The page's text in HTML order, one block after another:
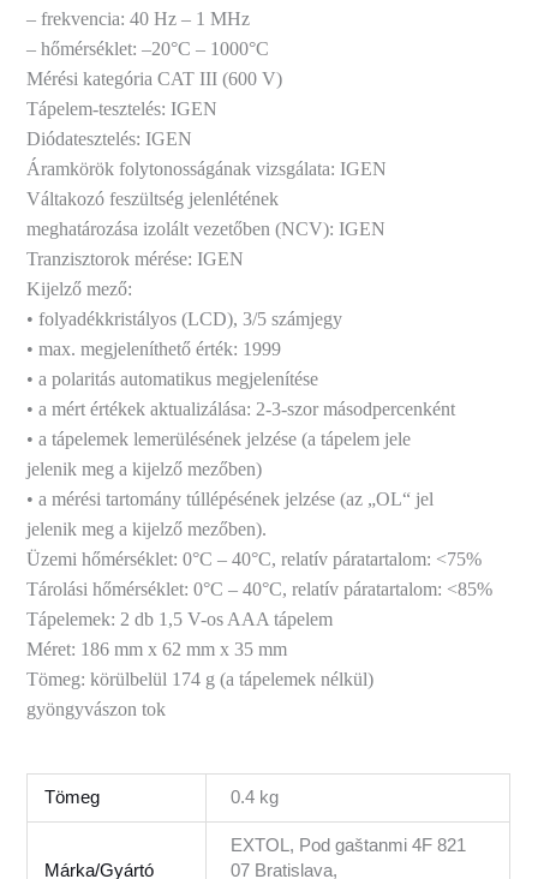
– frekvencia: 40 Hz – 1 MHz
– hőmérséklet: –20°C – 1000°C
Mérési kategória CAT III (600 V)
Tápelem-tesztelés: IGEN
Diódatesztelés: IGEN
Áramkörök folytonosságának vizsgálata: IGEN
Váltakozó feszültség jelenlétének
meghatározása izolált vezetőben (NCV): IGEN
Tranzisztorok mérése: IGEN
Kijelző mező:
• folyadékkristályos (LCD), 3/5 számjegy
• max. megjeleníthető érték: 1999
• a polaritás automatikus megjelenítése
• a mért értékek aktualizálása: 2-3-szor másodpercenként
• a tápelemek lemerülésének jelzése (a tápelem jele
jelenik meg a kijelző mezőben)
• a mérési tartomány túllépésének jelzése (az „OL“ jel
jelenik meg a kijelző mezőben).
Üzemi hőmérséklet: 0°C – 40°C,relatív páratartalom: <75%
Tárolási hőmérséklet: 0°C – 40°C,relatív páratartalom: <85%
Tápelemek: 2 db 1,5 V-os AAA tápelem
Méret: 186 mm x 62 mm x 35 mm
Tömeg: körülbelül 174 g(a tápelemek nélkül)
gyöngyvászon tok
Tömeg 0.4 kg
Márka/Gyártó
EXTOL, Pod gaštanmi 4F 821
07 Bratislava,